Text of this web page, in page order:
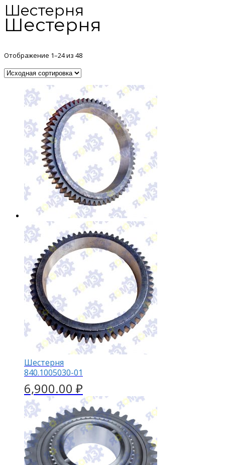
Шестерня
Шестерня
Отображение 1–24 из 48
Шестерня
840.1005030-01
6,900.00 ₽